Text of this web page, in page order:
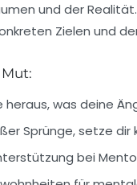
und der
Zielen und
heraus, was deine
Sprünge, setze dir
bei